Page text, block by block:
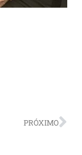
PRÓXIMO